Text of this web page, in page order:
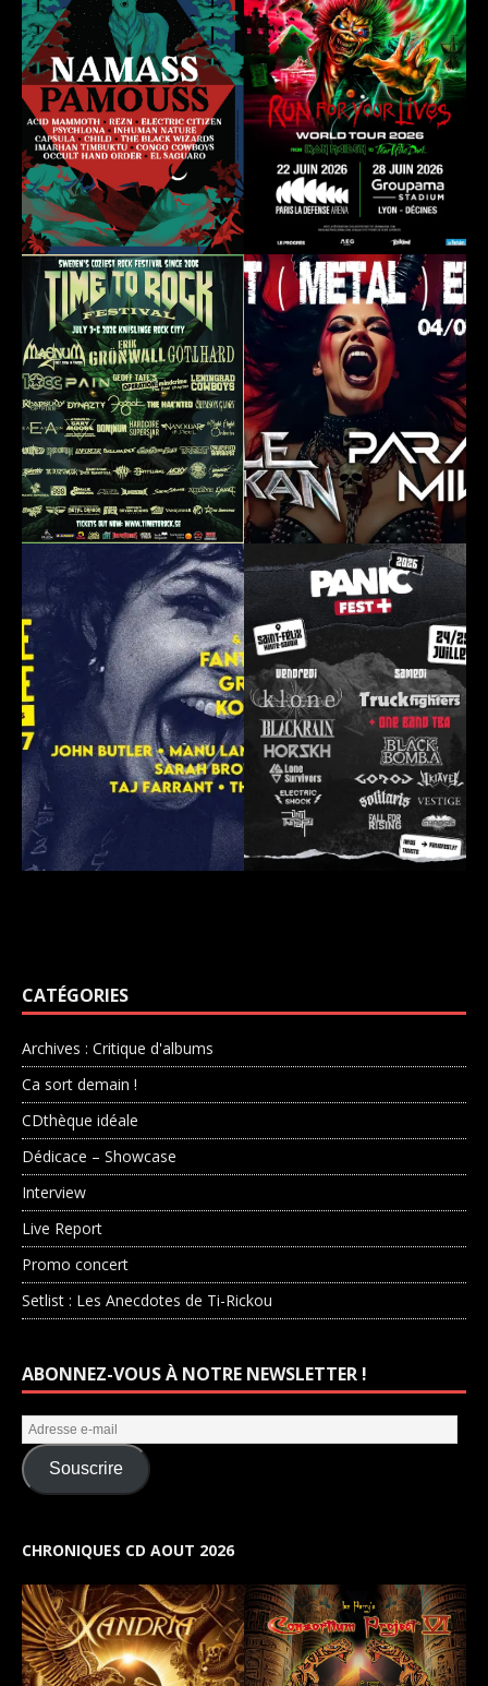
CATÉGORIES
Archives : Critique d'albums
Ca sort demain !
CDthèque idéale
Dédicace – Showcase
Interview
Live Report
Promo concert
Setlist : Les Anecdotes de Ti-Rickou
ABONNEZ-VOUS À NOTRE NEWSLETTER !
Souscrire
CHRONIQUES CD AOUT 2026